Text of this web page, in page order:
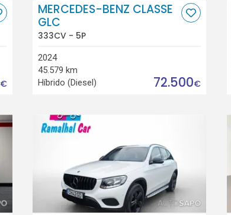
€
MERCEDES-BENZ CLASSE
GLC
333CV - 5P
2024
45.579 km
Híbrido (Diesel)
72.500€